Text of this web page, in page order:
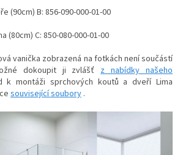
(90cm) B: 856-090-000-01-00
(80cm) C: 850-080-000-01-00
vanička zobrazená na fotkách není součástí
dokoupit ji zvlášť z nabídky našeho
k montáži sprchových koutů a dveří Lima
související soubory .